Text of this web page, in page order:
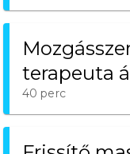
terapeuta
40 perc